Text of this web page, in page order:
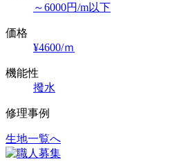
～6000円/m以下
価格
¥4600/ｍ
機能性
撥水
修理事例
投
生地一覧へ